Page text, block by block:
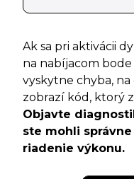
Ak sa pri aktivácii
na nabíjacom
vyskytne chyba,
zobrazí kód, ktorý
Objavte
ste mohli
riadenie výkonu.